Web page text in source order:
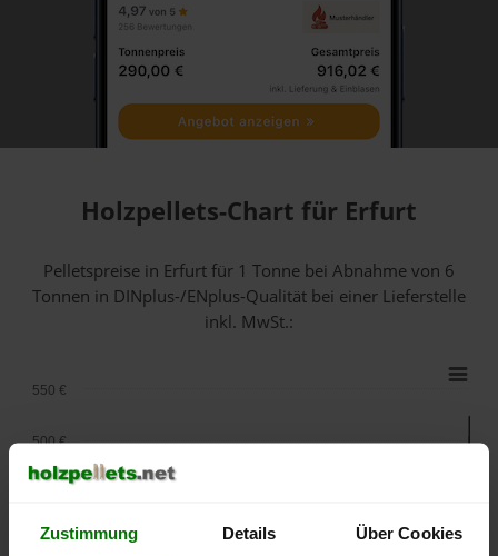
Zustimmung Details Über Cookies
Holzpellets-Chart für Erfurt
Pelletspreise in Erfurt für 1 Tonne bei Abnahmevon 6
Tonnen in DINplus-/ENplus-Qualität bei einer Lieferstelle
inkl. MwSt.:
400 €
500 €
550 €